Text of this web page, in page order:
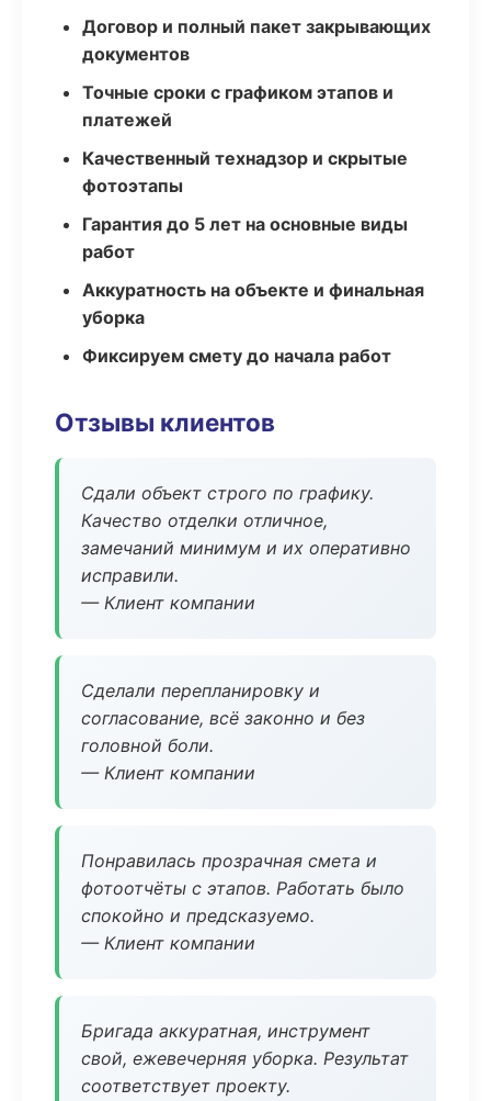
Договор и полный пакет закрывающих
документов
Точные сроки с графиком этапов и
платежей
Качественный технадзор и скрытые
фотоэтапы
Гарантия до 5 лет на основные виды
работ
Аккуратность на объекте и финальная
уборка
Фиксируем смету до начала работ
Отзывы клиентов
Сдали объект строго по графику.
Качество отделки отличное,
замечаний минимум и их оперативно
исправили.
— Клиент компании
Сделали перепланировку и
согласование, всё законно и без
головной боли.
— Клиент компании
Понравилась прозрачная смета и
фотоотчёты с этапов. Работать было
спокойно и предсказуемо.
— Клиент компании
Бригада аккуратная, инструмент
свой, ежевечерняя уборка. Результат
соответствует проекту.